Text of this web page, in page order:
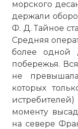
морского
держали
Ф. Д. Тайное
Средняя
более одной
побережья.
не
которых
моменту
на севере
☓